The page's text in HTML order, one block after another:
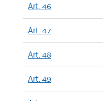
Art. 46
Art. 47
Art. 48
Art. 49